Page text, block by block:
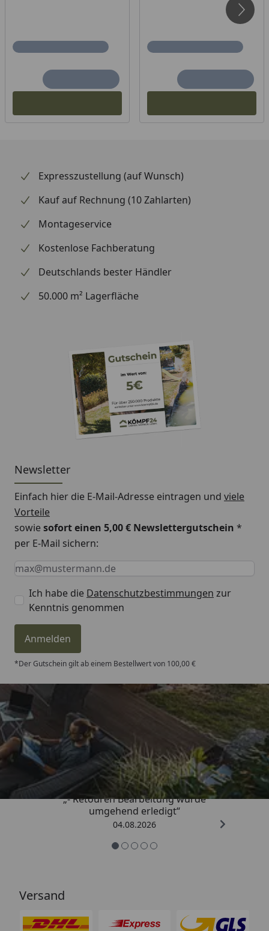
*Weber Crafted® Grillzubehör, Weber Works
Expresszustellung (auf Wunsch)
Kauf auf Rechnung (10 Zahlarten)
Montageservice
Kostenlose Fachberatung
Deutschlands bester Händler
50.000 m² Lagerfläche
Newsletter
Einfach hier die E-Mail-Adresse eintragen und viele
Vorteile
sowiesofort einen 5,00 € Newslettergutschein *
per E-Mail sichern:
Keine Eingabe erforderlich
Eingabe erforderlich
E-Mail *
Ich habe die Datenschutzbestimmungen zur
Kenntnis genommen
Anmelden
*Der Gutschein gilt ab einem Bestellwert von 100,00 €
Trusted Shops
4,81/ 5
„- Retouren Bearbeitung wurde
umgehend erledigt“
04.08.2026
Versand